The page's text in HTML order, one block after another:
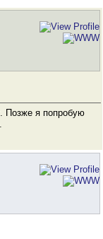
Позже я попробую